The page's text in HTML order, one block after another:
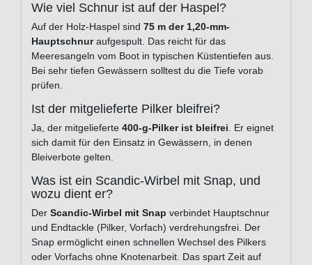
Wie viel Schnur ist auf der Haspel?
Auf der Holz-Haspel sind 75 m der 1,20-mm-
Hauptschnuraufgespult. Das reicht für das
Meeresangeln vom Boot in typischen Küstentiefen aus.
Bei sehr tiefen Gewässern solltest du die Tiefe vorab
prüfen.
Ist der mitgelieferte Pilker bleifrei?
Ja, der mitgelieferte 400-g-Pilker ist bleifrei. Er eignet
sich damit für den Einsatz in Gewässern, in denen
Bleiverbote gelten.
Was ist ein Scandic-Wirbel mit Snap, und
wozu dient er?
Der Scandic-Wirbel mit Snap verbindet Hauptschnur
und Endtackle (Pilker, Vorfach) verdrehungsfrei. Der
Snap ermöglicht einen schnellen Wechsel des Pilkers
oder Vorfachs ohne Knotenarbeit. Das spart Zeit auf